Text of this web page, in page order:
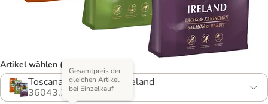
Artikel wählen (4 Varianten)
Toscana, Neuseeland, Ireland
36043.2
Gesamtpreis der
gleichen Artikel
bei Einzelkauf